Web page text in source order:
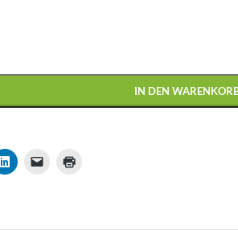
IN DEN